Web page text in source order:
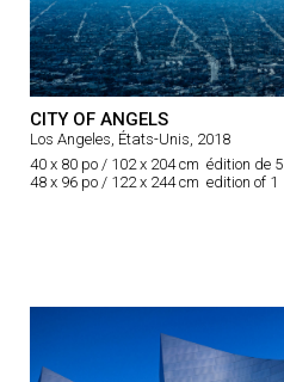
CITY OF ANGELS
Los Angeles, États-Unis, 2018
40 x 80 po / 102 x 204 cm édition de 5
48 x 96 po / 122 x 244 cm edition of 1